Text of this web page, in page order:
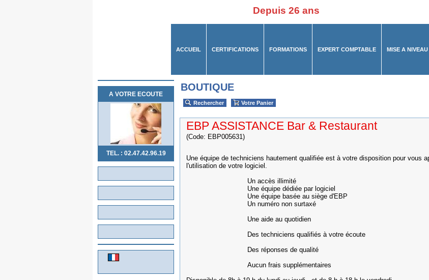
Depuis 26 ans
ACCUEIL CERTIFICATIONS FORMATIONS EXPERT COMPTABLE MISE A NIVEAU
A VOTRE ECOUTE
TEL. : 02.47.42.96.19
BOUTIQUE
Rechercher Votre Panier
EBP ASSISTANCE Bar & Restaurant
(Code: EBP005631)
Une équipe de techniciens hautement qualifiée est à votre disposition pour vous
l'utilisation de votre logiciel.
Un accès illimité
Une équipe dédiée par logiciel
Une équipe basée au siège d'EBP
Un numéro non surtaxé
Une aide au quotidien
Des techniciens qualifiés à votre écoute
Des réponses de qualité
Aucun frais supplémentaires